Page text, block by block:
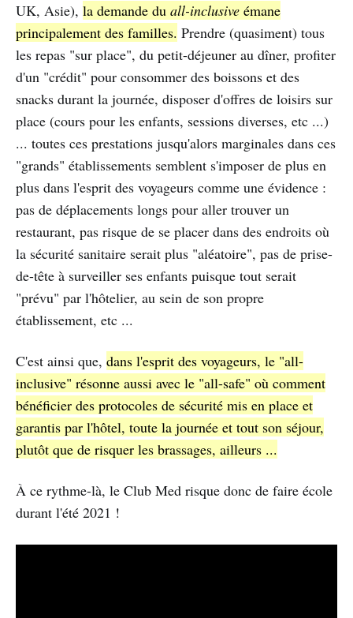
UK, Asie), la demande du all-inclusive émane
principalement des familles. Prendre (quasiment) tous
les repas "sur place", du petit-déjeuner au dîner, profiter
d'un "crédit" pour consommer des boissons et des
snacks durant la journée, disposer d'offres de loisirs sur
place (cours pour les enfants, sessions diverses, etc ...)
... toutes ces prestations jusqu'alors marginales dans ces
"grands" établissements semblent s'imposer de plus en
plus dans l'esprit des voyageurs comme une évidence :
pas de déplacements longs pour aller trouver un
restaurant, pas risque de se placer dans des endroits où
la sécurité sanitaire serait plus "aléatoire", pas de prise-
de-tête à surveiller ses enfants puisque tout serait
"prévu" par l'hôtelier, au sein de son propre
établissement, etc ...
C'est ainsi que, dans l'esprit des voyageurs, le "all-
inclusive" résonne aussi avec le "all-safe" où comment
bénéficier des protocoles de sécurité mis en place et
garantis par l'hôtel, toute la journée et tout son séjour,
plutôt que de risquer les brassages, ailleurs ...
À ce rythme-là, le Club Med risque donc de faire école
durant l'été 2021 !